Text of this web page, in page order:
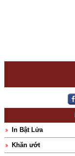
In Bật Lửa
Khăn ướt